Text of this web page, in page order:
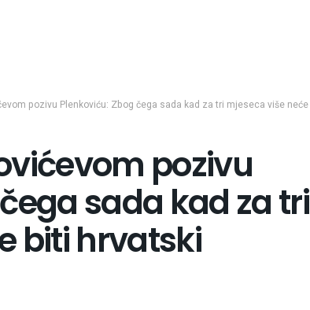
pozivu Plenkoviću: Zbog čega sada kad za tri mjeseca više neće
pozivu
sada kad za tri
biti hrvatski